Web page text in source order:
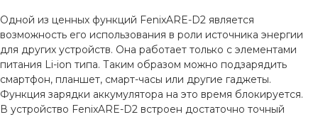
Одной из ценных функций FenixARE-D2 является
возможность его использования в роли источника энергии
для других устройств. Она работает только с элементами
питания Li-ion типа. Таким образом можно подзарядить
смартфон, планшет, смарт-часы или другие гаджеты.
Функция зарядки аккумулятора на это время блокируется.
В устройство FenixARE-D2 встроен достаточно точный